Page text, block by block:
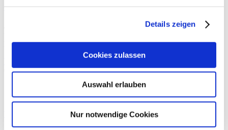
Details zeigen
Cookies zulassen
Auswahl erlauben
Nur notwendige Cookies
Sportlerleiste
Je nach Sportart variiert die Inzidenz von Leistenproblemen. So
Hockey-Liga (NHL) eine Leistenverletzung in zwischen 13 und
Sportmedizin für Ärzte, Therapeuten und Trainer